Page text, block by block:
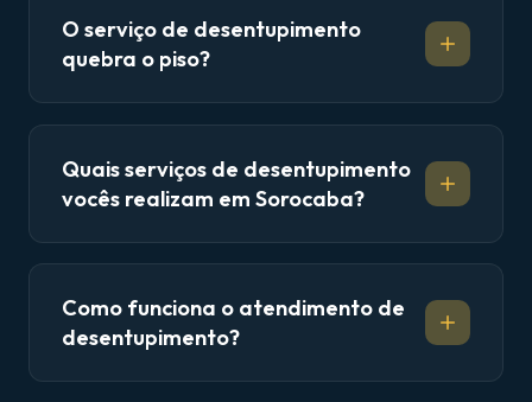
O serviço de desentupimento
quebra o piso?
Quais serviços de desentupimento
vocês realizam em Sorocaba?
Como funciona o atendimento de
desentupimento?